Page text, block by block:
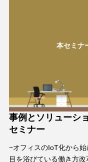
る店舗のデジタル化ソ
す。 4部構成で、デジ
本セミナ
事例とソリューシ
セミナー
−オフィスのIoT化から
目を浴びている働き方